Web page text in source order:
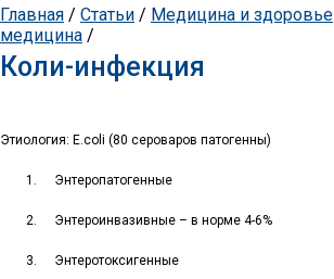
Главная / Статьи / Медицина и здоровье
медицина /
Коли-инфекция
Этиология: E.coli (80 сероваров патогенны)
1. Энтеропатогенные
2. Энтероинвазивные – в норме 4-6%
3. Энтеротоксигенные